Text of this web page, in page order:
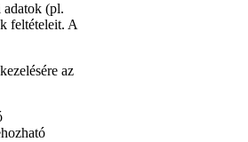
adatok (pl.
feltételeit. A
az